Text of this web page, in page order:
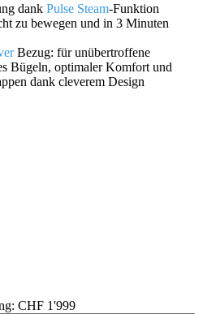
dank Pulse Steam-Funktion
zu bewegen und in 3 Minuten
Bezug: für unübertroffene
Bügeln, optimaler Komfort und
dank cleverem Design
CHF 1'999